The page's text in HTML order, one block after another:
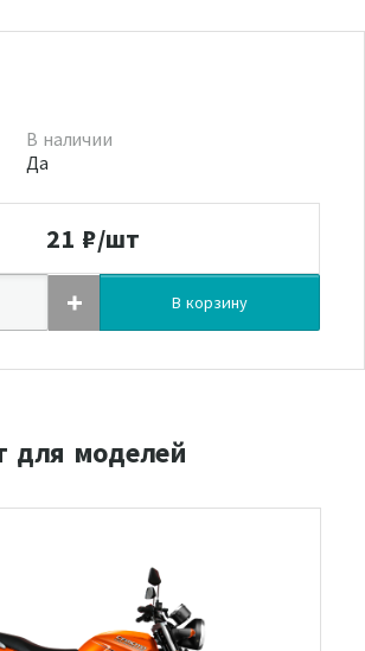
В наличии
Да
21 ₽/шт
В корзину
для моделей